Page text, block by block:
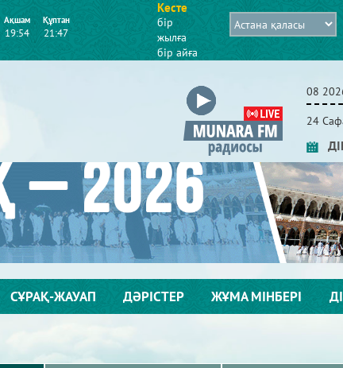
Ақшам
19:54
Құптан
21:47
Кесте
бір
жылға
бір айға
24
СҰРАҚ-ЖАУАП ДӘРІСТЕР ЖҰМА МІНБЕРІ